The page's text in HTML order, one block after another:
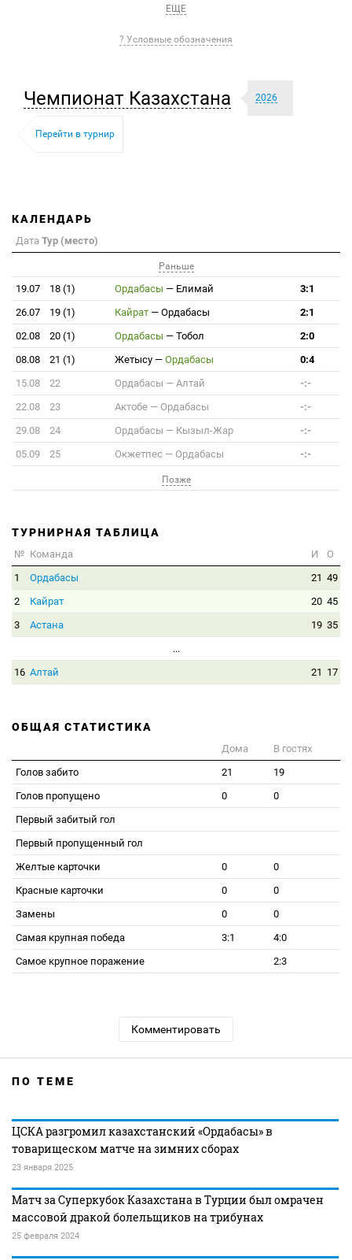
ЕЩЕ
? Условные обозначения
Чемпионат Казахстана 2026
Перейти в турнир
КАЛЕНДАРЬ
Дата Тур (место)
Раньше
19.07 18 (1) Ордабасы — Елимай
3:1
26.07
19 (1) Кайрат — Ордабасы
2:1
02.08
20 (1) Ордабасы — Тобол
2:0
08.08
21 (1) Жетысу — Ордабасы
0:4
15.08
22 Ордабасы — Алтай
-:-
22.08
23 Актобе — Ордабасы
-:-
29.08
24 Ордабасы — Кызыл-Жар
-:-
05.09
25 Окжетпес — Ордабасы -:-
Позже
ТУРНИРНАЯ ТАБЛИЦА
№ Команда И
О
1
Ордабасы 21 49
2
Кайрат 20 45
3
Астана 19 35
...
16 Алтай 21 17
ОБЩАЯ СТАТИСТИКА
Дома
В гостях
Голов забито
21
19
Голов пропущено
0
0
Первый забитый гол
Первый пропущенный гол
Желтые карточки
0
0
Красные карточки
0
0
Замены
0
0
Самая крупная победа
3:1
4:0
Самое крупное поражение
2:3
Комментировать
ПО ТЕМЕ
ЦСКА разгромил казахстанский «Ордабасы» в
товарищеском матче на зимних сборах
23 января 2025
Матч за Суперкубок Казахстана в Турции был омрачен
массовой дракой болельщиков на трибунах
25 февраля 2024